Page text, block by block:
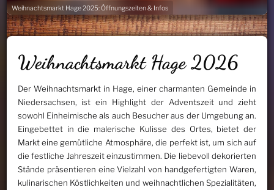
Weihnachtsmarkt Hage 2025: Öffnungszeiten & Infos
Weihnachtsmarkt Hage 2026
Der Weihnachtsmarkt in Hage, einer charmanten Gemeinde in
Niedersachsen, ist ein Highlight der Adventszeit und zieht
sowohl Einheimische als auch Besucher aus der Umgebung an.
Eingebettet in die malerische Kulisse des Ortes, bietet der
Markt eine gemütliche Atmosphäre, die perfekt ist, um sich auf
die festliche Jahreszeit einzustimmen. Die liebevoll dekorierten
Stände präsentieren eine Vielzahl von handgefertigten Waren,
kulinarischen Köstlichkeiten und weihnachtlichen Spezialitäten,